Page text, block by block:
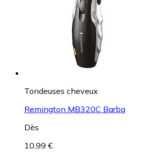
Tondeuses cheveux
Remington MB320C Barba
Dès
10,99 €